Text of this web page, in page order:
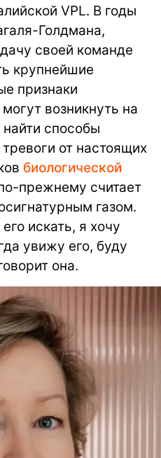
VPL. В годы
Голдмана,
своей команде
крупнейшие
признаки
возникнуть на
найти способы
от настоящих
биологической
прежнему считает
газом.
искать, я хочу
увижу его, буду
она.